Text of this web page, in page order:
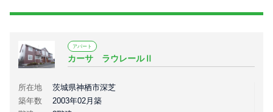
アパート
カーサ ラウレールⅡ
所在地
茨城県神栖市深芝
築年数
2003年02月築